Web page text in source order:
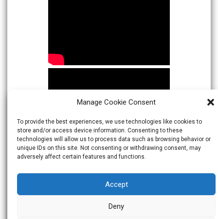
Manage Cookie Consent
To provide the best experiences, we use technologies like cookies to
store and/or access device information. Consenting to these
technologies will allow us to process data such as browsing behavior or
unique IDs on this site. Not consenting or withdrawing consent, may
adversely affect certain features and functions.
Accept
Deny